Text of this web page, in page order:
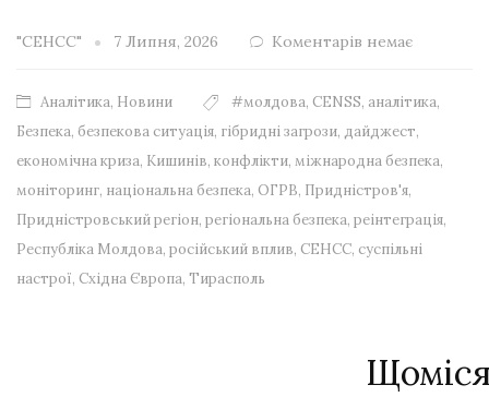
"СЕНСС" 7 Липня, 2026 Коментарів немає
Аналітика, Новини #молдова, CENSS, аналітика,
Безпека, безпекова ситуація, гібридні загрози, дайджест,
економічна криза, Кишинів, конфлікти, міжнародна безпека,
моніторинг, національна безпека, ОГРВ, Придністров'я,
Придністровський регіон, регіональна безпека, реінтеграція,
Республіка Молдова, російський вплив, СЕНСС, суспільні
настрої, Східна Європа, Тирасполь